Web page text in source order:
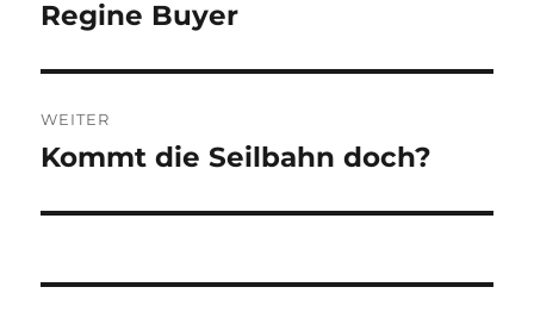
Regine Buyer
WEITER
Nächster
Kommt die Seilbahn doch?